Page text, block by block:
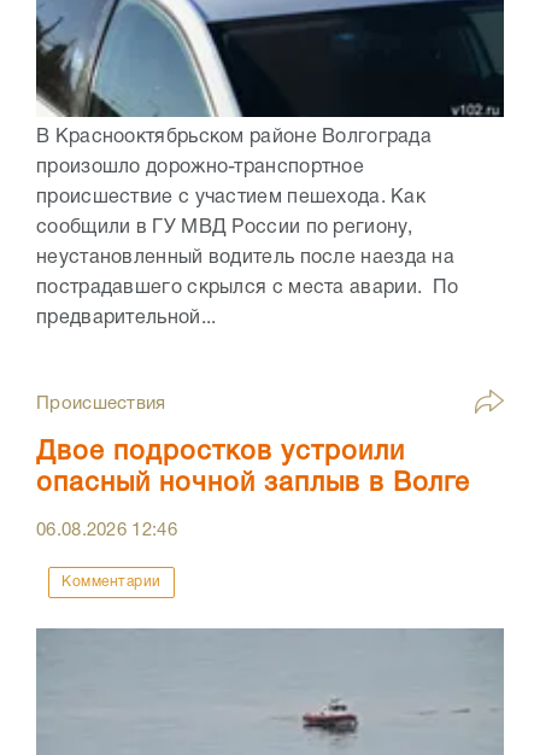
В Краснооктябрьском районе Волгограда
произошло дорожно-транспортное
происшествие с участием пешехода. Как
сообщили в ГУ МВД России по региону,
неустановленный водитель после наезда на
пострадавшего скрылся с места аварии. По
предварительной...
Происшествия
Двое подростков устроили
опасный ночной заплыв в Волге
06.08.2026 12:46
Комментарии